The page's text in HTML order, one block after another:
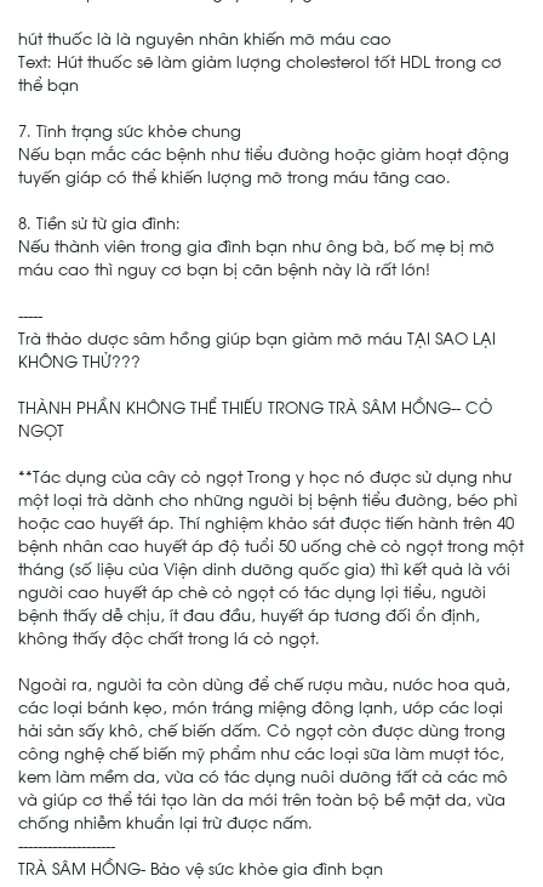
hút thuốc là là nguyên nhân khiến mỡ máu cao
Text: Hút thuốc sẽ làm giảm lượng cholesterol tốt HDL trong cơ
thể bạn
7. Tình trạng sức khỏe chung
Nếu bạn mắc các bệnh như tiểu đường hoặc giảm hoạt động
tuyến giáp có thể khiến lượng mỡ trong máu tăng cao.
8. Tiền sử từ gia đình:
Nếu thành viên trong gia đình bạn như ông bà, bố mẹ bị mỡ
máu cao thì nguy cơ bạn bị căn bệnh này là rất lớn!
-----
Trà thảo dược sâm hồng giúp bạn giảm mỡ máu TẠI SAO LẠI
KHÔNG THỬ???
THÀNH PHẦN KHÔNG THỂ THIẾU TRONG TRÀ SÂM HỒNG-- CỎ
NGỌT
**Tác dụng của cây cỏ ngọt Trong y học nó được sử dụng như
một loại trà dành cho những người bị bệnh tiểu đường, béo phì
hoặc cao huyết áp. Thí nghiệm khảo sát được tiến hành trên 40
bệnh nhân cao huyết áp độ tuổi 50 uống chè cỏ ngọt trong một
tháng (số liệu của Viện dinh dưỡng quốc gia) thì kết quả là với
người cao huyết áp chè cỏ ngọt có tác dụng lợi tiểu, người
bệnh thấy dễ chịu, ít đau đầu, huyết áp tương đối ổn định,
không thấy độc chất trong lá cỏ ngọt.
Ngoài ra, người ta còn dùng để chế rượu màu, nước hoa quả,
các loại bánh kẹo, món tráng miệng đông lạnh, ướp các loại
hải sản sấy khô, chế biến dấm. Cỏ ngọt còn được dùng trong
công nghệ chế biến mỹ phẩm như các loại sữa làm mượt tóc,
kem làm mềm da, vừa có tác dụng nuôi dưỡng tất cả các mô
và giúp cơ thể tái tạo làn da mới trên toàn bộ bề mặt da, vừa
chống nhiễm khuẩn lại trừ được nấm.
--------------------
TRÀ SÂM HỒNG- Bảo vệ sức khỏe gia đình bạn